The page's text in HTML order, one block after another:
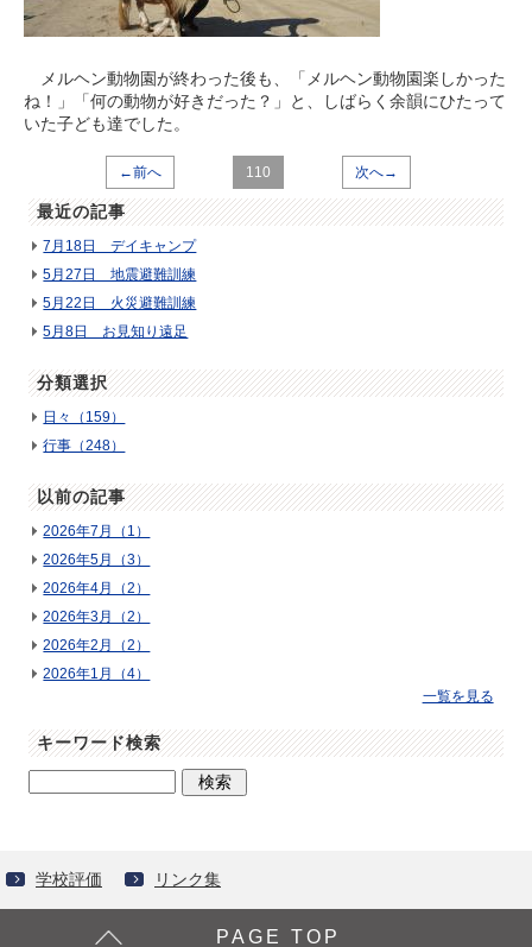
メルヘン動物園が終わった後も、「メルヘン動物園楽しかった
ね！」「何の動物が好きだった？」と、しばらく余韻にひたって
いた子ども達でした。
←前へ 110 次へ→
最近の記事
7月18日 デイキャンプ
5月27日 地震避難訓練
5月22日 火災避難訓練
5月8日 お見知り遠足
分類選択
日々（159）
行事（248）
以前の記事
2026年7月（1）
2026年5月（3）
2026年4月（2）
2026年3月（2）
2026年2月（2）
2026年1月（4）
一覧を見る
キーワード検索
学校評価 リンク集
PAGE TOP